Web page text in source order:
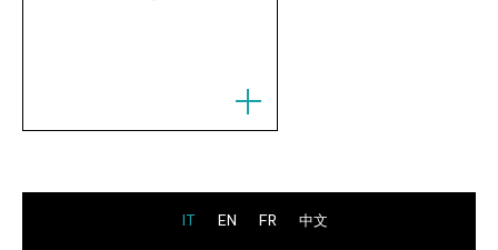
IT EN FR 中文